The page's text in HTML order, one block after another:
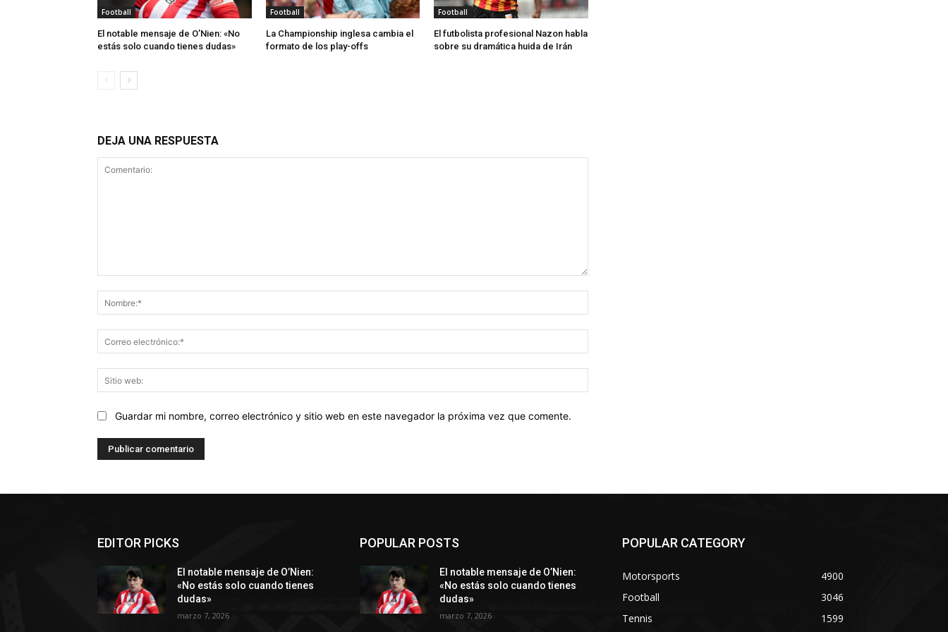
Football
El notable mensaje de O’Nien: «No
estás solo cuando tienes dudas»
Football
La Championship inglesa cambia el
formato de los play-offs
Football
El futbolista profesional Nazon habla
sobre su dramática huida de Irán
DEJA UNA RESPUESTA
electrónico:*
web:
Guardar mi nombre, correo electrónico y sitio web en este navegador la próxima vez que comente.
EDITOR PICKS
El notable mensaje de O’Nien:
«No estás solo cuando tienes
dudas»
marzo 7, 2026
POPULAR POSTS
El notable mensaje de O’Nien:
«No estás solo cuando tienes
dudas»
marzo 7, 2026
POPULAR CATEGORY
Motorsports
4900
Football
3046
Tennis
1599